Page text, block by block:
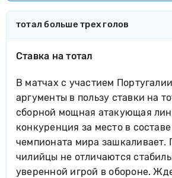
тотал больше трех голов
Ставка на тотал
В матчах с участием
аргументы в пользу ставки на
сборной мощная атакующая
конкуренция за место в
чемпионата мира зашкаливает.
чилийцы не отличаются
уверенной игрой в обороне.